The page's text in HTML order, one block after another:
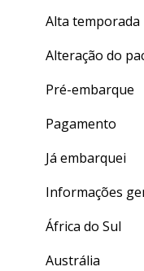
Alta temporada
Alteração do
Pré-embarque
Pagamento
Já embarquei
Informações
África do Sul
Austrália